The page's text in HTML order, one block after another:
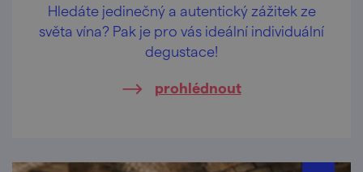
Hledáte jedinečný a autentický zážitek ze
světa vína? Pak je pro vás ideální individuální
degustace!
prohlédnout